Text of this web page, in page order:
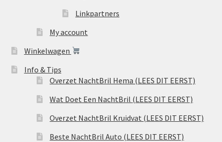
Linkpartners
My account
Winkelwagen
Info & Tips
Overzet NachtBril Hema (LEES DIT EERST)
Wat Doet Een NachtBril (LEES DIT EERST)
Overzet NachtBril Kruidvat (LEES DIT EERST)
Beste NachtBril Auto (LEES DIT EERST)